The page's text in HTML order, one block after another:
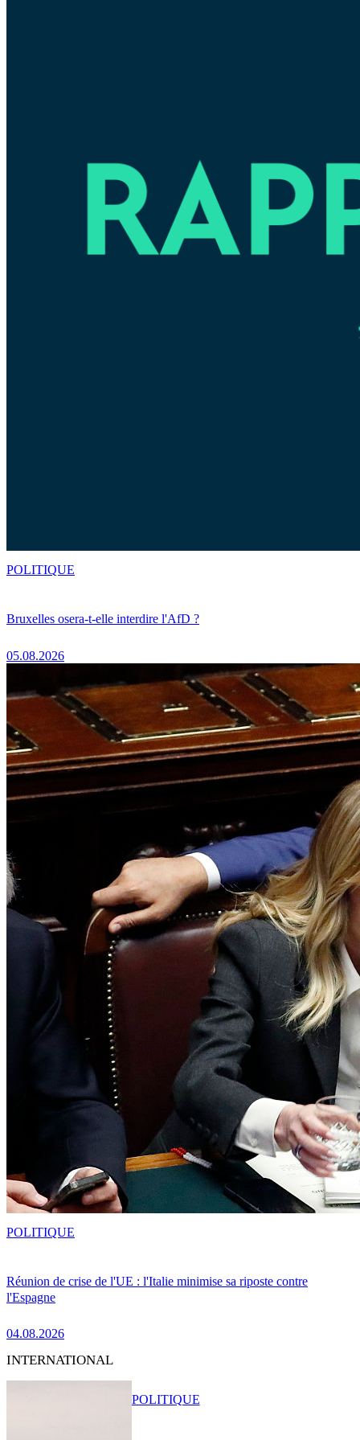
Bruxelles osera-t-elle interdire l'AfD ?
05.08.2026
POLITIQUE
Réunion de crise de l'UE : l'Italie minimise sa riposte contre
l'Espagne
04.08.2026
POLITIQUE
INTERNATIONAL
POLITIQUE